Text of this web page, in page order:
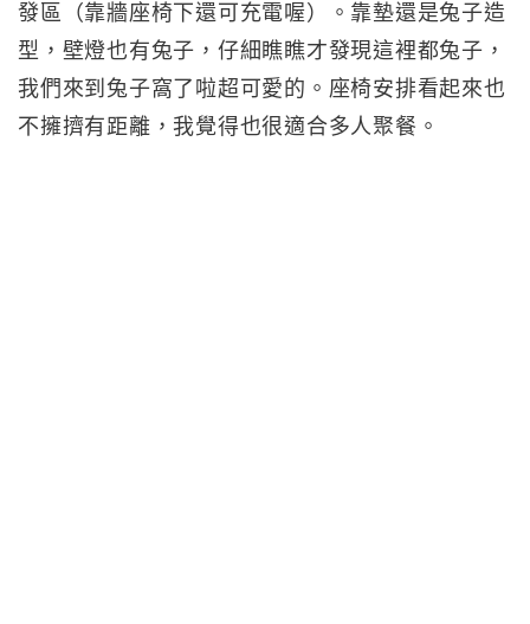
發區（靠牆座椅下還可充電喔）。靠墊還是兔子造
型，壁燈也有兔子，仔細瞧瞧才發現這裡都兔子，
我們來到兔子窩了啦超可愛的。座椅安排看起來也
不擁擠有距離，我覺得也很適合多人聚餐。